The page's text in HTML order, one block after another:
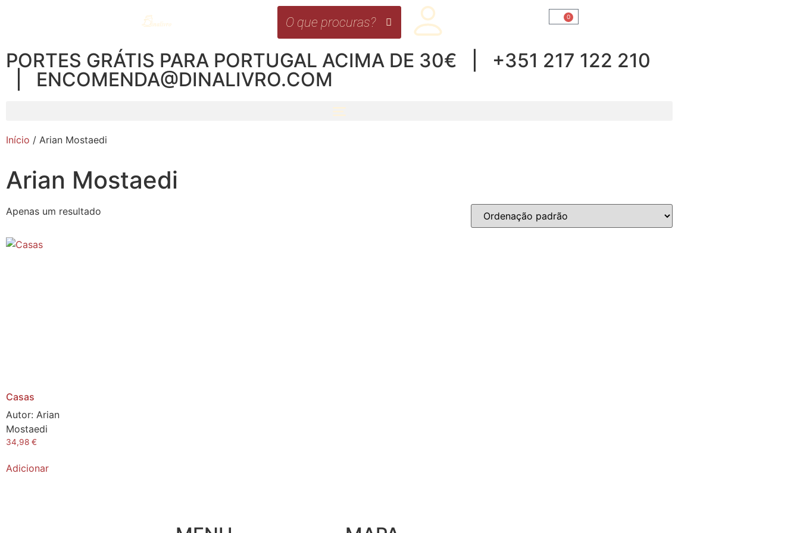
0
PORTES GRÁTIS PARA PORTUGAL ACIMA DE 30€ | +351 217 122 210
| ENCOMENDA@DINALIVRO.COM
Início / Arian Mostaedi
Arian Mostaedi
Apenas um resultado
Casas
Autor: Arian
Mostaedi
34,98 €
Adicionar